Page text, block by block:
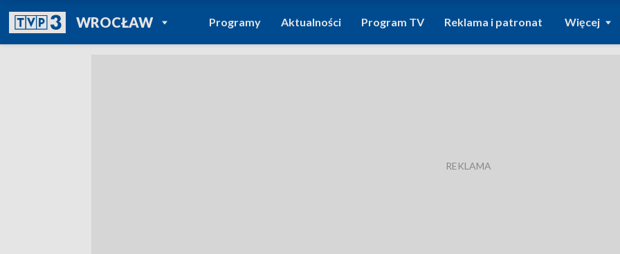
WROCŁAWPOWRÓT DO
TVP REGIONY
Programy Aktualności Program TV Reklama i patronat Więcej